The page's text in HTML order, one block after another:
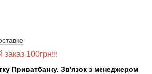
100грн!!!
Приватбанку. Зв'язок з менеджером